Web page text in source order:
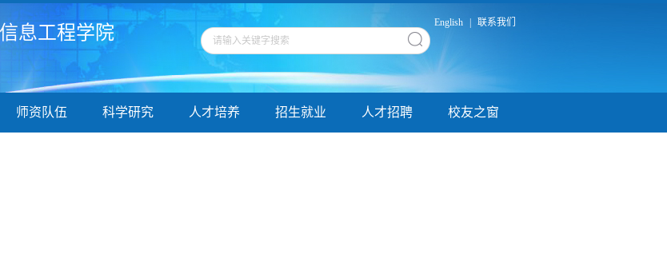
息工程学院 English 联系我们
师资队伍 科学研究 人才培养 招生就业 人才招聘 校友之窗